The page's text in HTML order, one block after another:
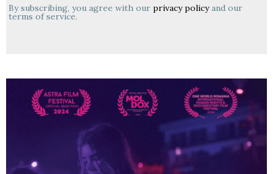
By subscribing, you agree with our privacy policyand our
terms of service.